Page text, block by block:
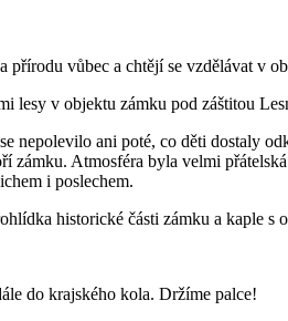
vůbec a chtějí se vzdělávat v
lesy v objektu zámku pod záštitou
nepolevilo ani poté, co děti dostaly
zámku. Atmosféra byla velmi
i poslechem.
historické části zámku a kaple s
do krajského kola. Držíme palce!